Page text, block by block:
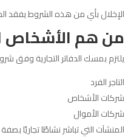
الإخلال بأي من هذه الشروط يفقد
من هم الأشخاص
يلتزم بمسك الدفاتر التجارية وفق
التاجر الفرد
شركات الأشخاص
شركات الأموال
المنشآت التي تباشر نشاطًا تجاريًا